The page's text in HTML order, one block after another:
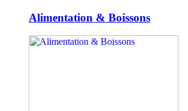
Alimentation & Boissons